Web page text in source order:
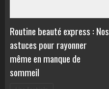
Routine beauté express : Nos
astuces pour rayonner
même en manque de
sommeil